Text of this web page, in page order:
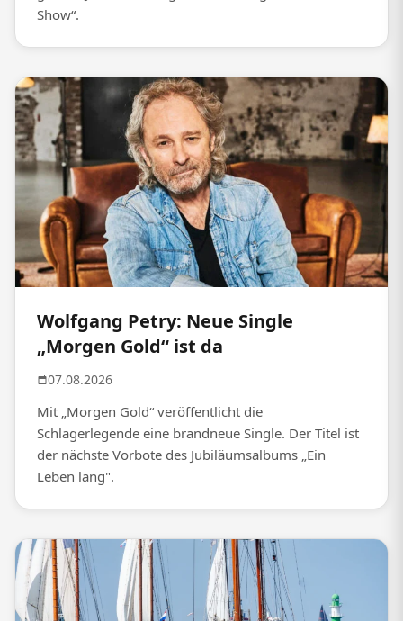
Show“.
Wolfgang Petry: Neue Single
„Morgen Gold“ ist da
07.08.2026
Mit „Morgen Gold“ veröffentlicht die
Schlagerlegende eine brandneue Single. Der Titel ist
der nächste Vorbote des Jubiläumsalbums „Ein
Leben lang".